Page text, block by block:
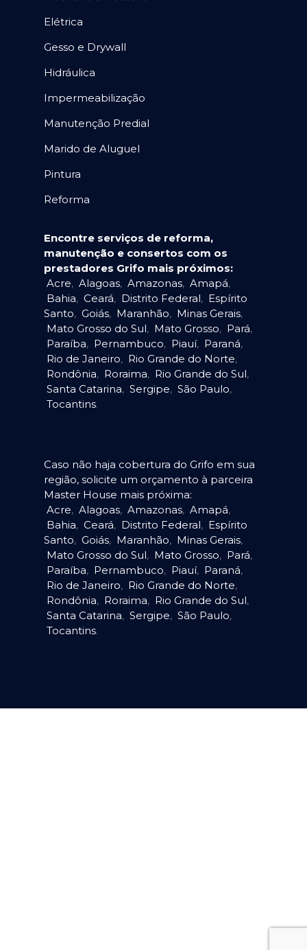
Elétrica
Gesso e Drywall
Hidráulica
Impermeabilização
Manutenção Predial
Marido de Aluguel
Pintura
Reforma
Encontre serviços de reforma,
manutenção e consertos com os
prestadores Grifo mais próximos:
Acre, Alagoas, Amazonas, Amapá,
Bahia, Ceará, Distrito Federal, Espírito
Santo, Goiás, Maranhão, Minas Gerais,
Mato Grosso do Sul, Mato Grosso, Pará,
Paraíba, Pernambuco, Piauí, Paraná,
Rio de Janeiro, Rio Grande do Norte,
Rondônia, Roraima, Rio Grande do Sul,
Santa Catarina, Sergipe, São Paulo,
Tocantins.
Caso não haja cobertura do Grifo em sua
região, solicite um orçamento à parceira
Master House mais próxima:
Acre, Alagoas, Amazonas, Amapá,
Bahia, Ceará, Distrito Federal, Espírito
Santo, Goiás, Maranhão, Minas Gerais,
Mato Grosso do Sul, Mato Grosso, Pará,
Paraíba, Pernambuco, Piauí, Paraná,
Rio de Janeiro, Rio Grande do Norte,
Rondônia, Roraima, Rio Grande do Sul,
Santa Catarina, Sergipe, São Paulo,
Tocantins.